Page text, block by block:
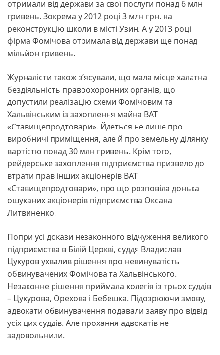
отримали від держави за свої послуги понад 6 млн
гривень. Зокрема у 2012 році 3 млн грн. на
реконструкцію школи в місті Узин. А у 2013 році
фірма Фомічова отримала від держави ще понад
мільйон гривень.
Журналісти також з’ясували, що мала місце халатна
бездіяльність правоохоронних органів, що
допустили реалізацію схеми Фомічовим та
Хальвінським із захоплення майна ВАТ
«Ставищепродтовари». Йдеться не лише про
виробничі приміщення, але й про земельну ділянку
вартістю понад 30 млн гривень. Крім того,
рейдерське захоплення підприємства призвело до
втрати прав інших акціонерів ВАТ
«Ставищепродтовари», про що розповіла донька
ошуканих акціонерів підприємства Оксана
Литвиненко.
Попри усі докази незаконного відчуження великого
підприємства в Білій Церкві, суддя Владислав
Цукуров ухвалив рішення про невинуватість
обвинувачених Фомічова та Хальвінського.
Незаконне рішення приймала колегія із трьох суддів
– Цукурова, Орехова і Бебешка. Підозрюючи змову,
адвокати обвинувачення подавали заяву про відвід
усіх цих суддів. Але прохання адвокатів не
задовольнили.